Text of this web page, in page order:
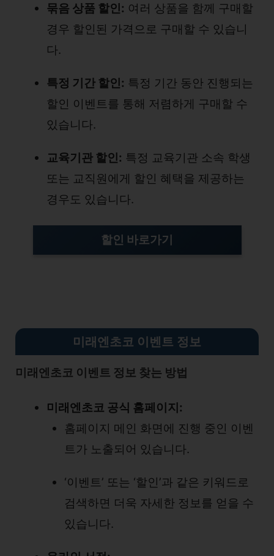
묶음 상품 할인: 여러 상품을 함께 구매할
경우 할인된 가격으로 구매할 수 있습니
다.
특정 기간 할인: 특정 기간 동안 진행되는
할인 이벤트를 통해 저렴하게 구매할 수
있습니다.
교육기관 할인: 특정 교육기관 소속 학생
또는 교직원에게 할인 혜택을 제공하는
경우도 있습니다.
할인 바로가기
미래엔초코 이벤트 정보
미래엔초코 이벤트 정보 찾는 방법
미래엔초코 공식 홈페이지:
홈페이지 메인 화면에 진행 중인 이벤
트가 노출되어 있습니다.
‘이벤트’ 또는 ‘할인’과 같은 키워드로
검색하면 더욱 자세한 정보를 얻을 수
있습니다.